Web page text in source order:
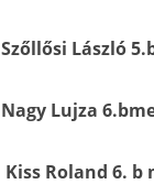
Szőllősi László
Nagy Lujza
Kiss Roland 6. b